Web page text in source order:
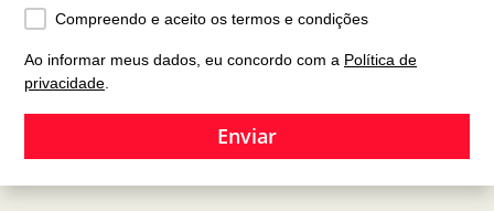
Compreendo e aceito os termos e condições
Ao informar meus dados, eu concordo com a Política de
privacidade.
Enviar